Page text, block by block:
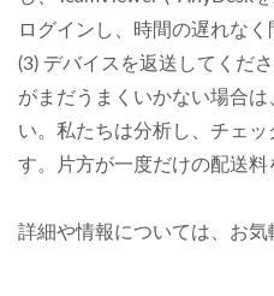
ログインし、時間の遅れなく
(3) デバイスを返送してくだ
がまだうまくいかない場合
い。私たちは分析し、チェ
す。片方が一度だけの配送料
詳細や情報については、お気